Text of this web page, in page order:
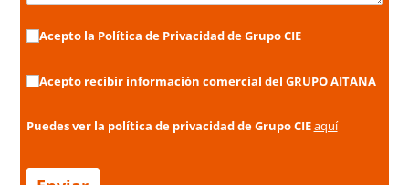
Acepto la Política de Privacidad de Grupo CIE
Acepto la Política de Privacidad de Grupo CIE
Acepto recibir información comercial del GRUPO AITANA
Acepto recibir información comercial del GRUPO AITANA
Puedes ver la política de privacidad de Grupo CIEaquí